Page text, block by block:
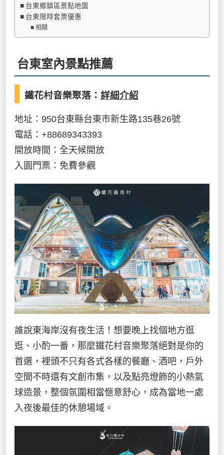
台東鄉鎮區景點地圖
台東限時套票優惠
相關
台東室內景點推薦
鐵花村音樂聚落： 詳細介紹
地址：950台東縣台東市新生路135巷26號
電話：+88689343393
開放時間：全天候開放
入園門票：免費參觀
誰說東海岸沒有夜生活！想要晚上找個地方逛
逛、小酌一番，那麼鐵花村音樂聚落絕對是你的
首選，裡頭不只有各式各樣的餐廳、酒吧，戶外
空間不時還有文創市集，以及點亮燈飾的小熱氣
球造景，整個氛圍相當愜意舒心，成為當地一處
入夜後最佳的休憩場域。